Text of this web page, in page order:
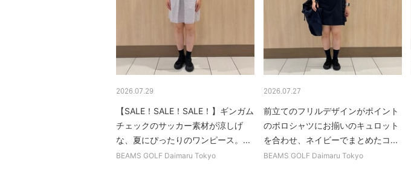
2026.07.29
【SALE！SALE！SALE！】ギンガム
チェックのサッカー素材が涼しげ
な、夏にぴったりのワンピース。...
BEAMS GOLF Daimaru Tokyo
2026.07.27
前立てのフリルデザインがポイント
のポロシャツにお揃いのキュロット
を合わせ、ネイビーでまとめたコ...
BEAMS GOLF Daimaru Tokyo